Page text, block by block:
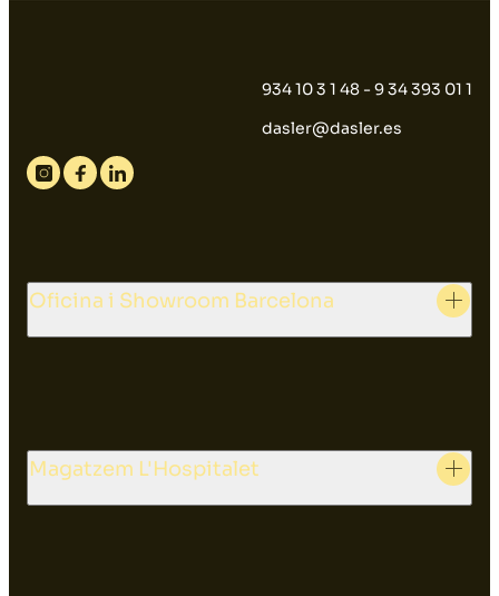
934 10 3 1 48 - 9 34 393 01 1
dasler@dasler.es
Instagram
FacebookLinkedin
Oficina i Showroom Barcelona
Magatzem L'Hospitalet